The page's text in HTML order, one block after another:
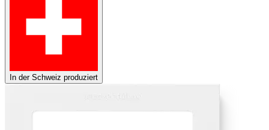
In der Schweiz produziert